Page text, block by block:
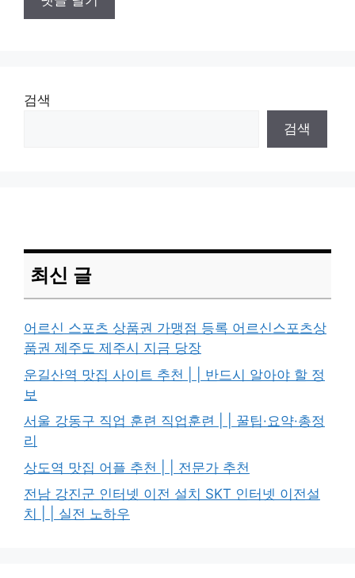
검색
검색
최신 글
어르신 스포츠 상품권 가맹점 등록 어르신스포츠상
품권 제주도 제주시 지금 당장
운길산역 맛집 사이트 추천 | | 반드시 알아야 할 정
보
서울 강동구 직업 훈련 직업훈련 | | 꿀팁·요약·총정
리
상도역 맛집 어플 추천 | | 전문가 추천
전남 강진군 인터넷 이전 설치 SKT 인터넷 이전설
치 | | 실전 노하우